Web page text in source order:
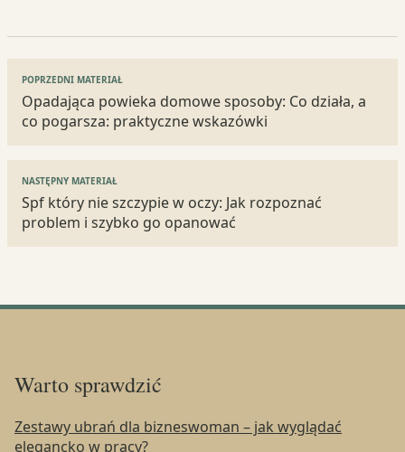
Nawigacja
wpisu
POPRZEDNI MATERIAŁ
Opadająca powieka domowe sposoby: Co działa, a
co pogarsza: praktyczne wskazówki
NASTĘPNY MATERIAŁ
Spf który nie szczypie w oczy: Jak rozpoznać
problem i szybko go opanować
Warto sprawdzić
Zestawy ubrań dla bizneswoman – jak wyglądać
elegancko w pracy?